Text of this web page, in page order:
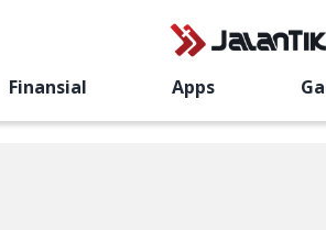
Finansial Apps